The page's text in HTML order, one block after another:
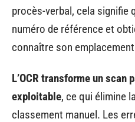
procès-verbal, cela signifie
numéro de référence et
connaître son
L’OCR transforme un scan
exploitable, ce qui élimine
classement manuel. Les